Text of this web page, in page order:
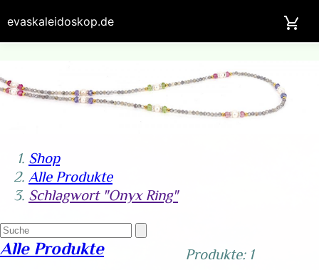
Shop
Alle Produkte
Schlagwort "Onyx Ring"
Alle Produkte
Produkte: 1
evaskaleidoskop.de